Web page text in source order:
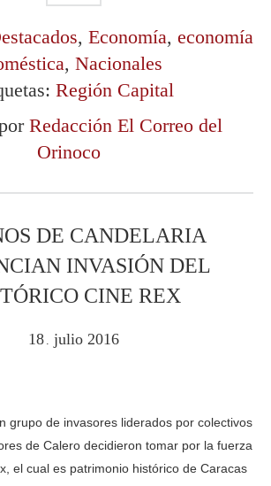
, Economía, economía
, Nacionales
Región Capital
Redacción El Correo del
Orinoco
DE CANDELARIA
INVASIÓN DEL
CINE REX
18 . julio 2016
grupo de invasores liderados por colectivos
de Calero decidieron tomar por la fuerza
el cual es patrimonio histórico de Caracas